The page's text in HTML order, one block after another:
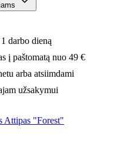
darbo dieną
į paštomatą nuo 49 €
arba atsiimdami
užsakymui
Attipas "Forest"